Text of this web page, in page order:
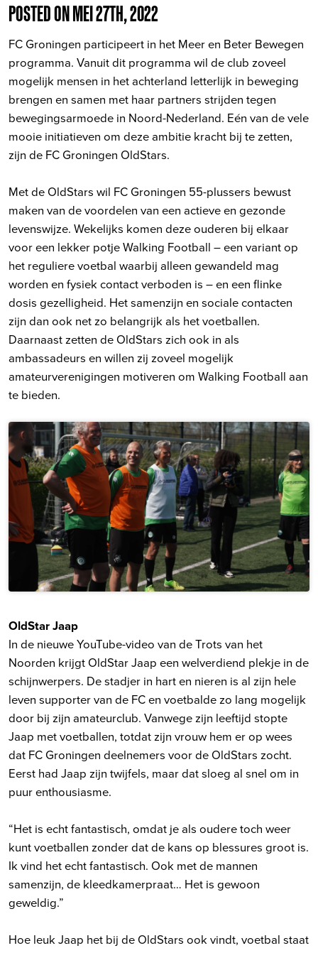
POSTED ON MEI 27TH, 2022
FC Groningen participeert in het Meer en Beter Bewegen
programma. Vanuit dit programma wil de club zoveel
mogelijk mensen in het achterland letterlijk in beweging
brengen en samen met haar partners strijden tegen
bewegingsarmoede in Noord-Nederland. Eén van de vele
mooie initiatieven om deze ambitie kracht bij te zetten,
zijn de FC Groningen OldStars.
Met de OldStars wil FC Groningen 55-plussers bewust
maken van de voordelen van een actieve en gezonde
levenswijze. Wekelijks komen deze ouderen bij elkaar
voor een lekker potje Walking Football – een variant op
het reguliere voetbal waarbij alleen gewandeld mag
worden en fysiek contact verboden is – en een flinke
dosis gezelligheid. Het samenzijn en sociale contacten
zijn dan ook net zo belangrijk als het voetballen.
Daarnaast zetten de OldStars zich ook in als
ambassadeurs en willen zij zoveel mogelijk
amateurverenigingen motiveren om Walking Football aan
te bieden.
OldStar Jaap
In de nieuwe YouTube-video van de Trots van het
Noorden krijgt OldStar Jaap een welverdiend plekje in de
schijnwerpers. De stadjer in hart en nieren is al zijn hele
leven supporter van de FC en voetbalde zo lang mogelijk
door bij zijn amateurclub. Vanwege zijn leeftijd stopte
Jaap met voetballen, totdat zijn vrouw hem er op wees
dat FC Groningen deelnemers voor de OldStars zocht.
Eerst had Jaap zijn twijfels, maar dat sloeg al snel om in
puur enthousiasme.
“Het is echt fantastisch, omdat je als oudere toch weer
kunt voetballen zonder dat de kans op blessures groot is.
Ik vind het echt fantastisch. Ook met de mannen
samenzijn, de kleedkamerpraat… Het is gewoon
geweldig.”
Hoe leuk Jaap het bij de OldStars ook vindt, voetbal staat